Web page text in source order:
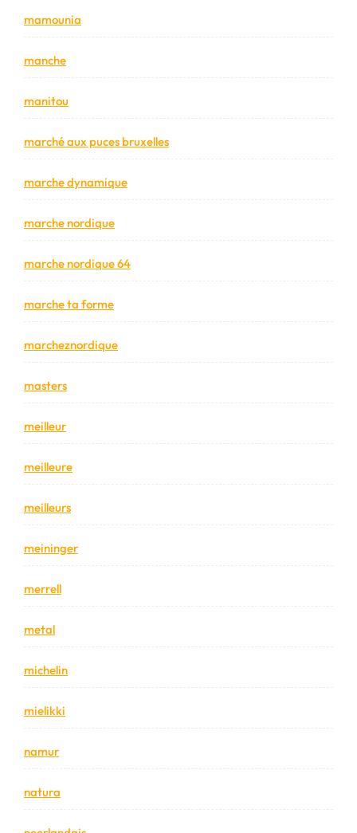
mamounia
manche
manitou
marché aux puces bruxelles
marche dynamique
marche nordique
marche nordique 64
marche ta forme
marcheznordique
masters
meilleur
meilleure
meilleurs
meininger
merrell
metal
michelin
mielikki
namur
natura